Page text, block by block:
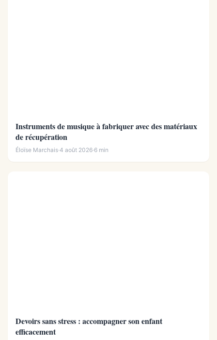
Instruments de musique à fabriquer avec des matériaux
de récupération
Éloïse Marchais·4 août 2026·6 min
Devoirs sans stress : accompagner son enfant
efficacement